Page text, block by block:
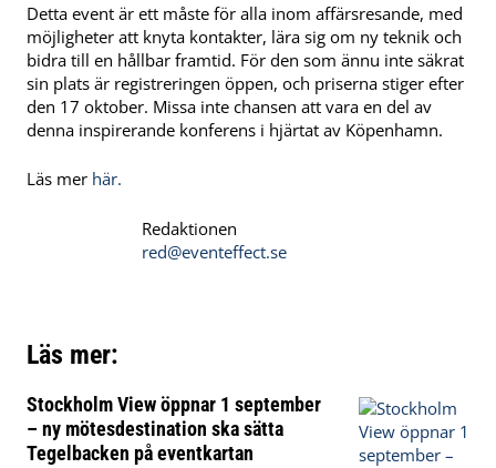
Detta event är ett måste för alla inom affärsresande, med
möjligheter att knyta kontakter, lära sig om ny teknik och
bidra till en hållbar framtid. För den som ännu inte säkrat
sin plats är registreringen öppen, och priserna stiger efter
den 17 oktober. Missa inte chansen att vara en del av
denna inspirerande konferens i hjärtat av Köpenhamn.
Läs mer här.
Redaktionen
red@eventeffect.se
Läs mer:
Stockholm View öppnar 1 september
– ny mötesdestination ska sätta
Tegelbacken på eventkartan